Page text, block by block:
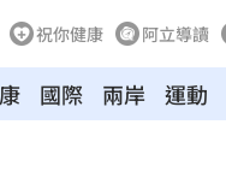
祝你健康 阿立導讀
國際 兩岸 運動